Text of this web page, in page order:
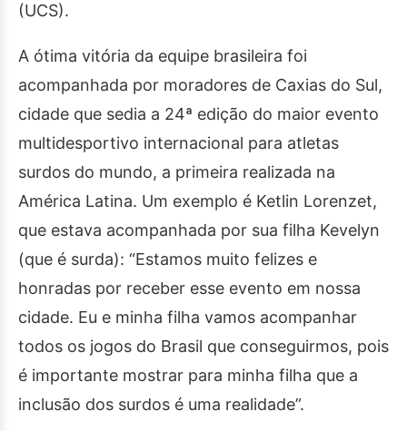
(UCS).
A ótima vitória da equipe brasileira foi
acompanhada por moradores de Caxias do Sul,
cidade que sedia a 24ª edição do maior evento
multidesportivo internacional para atletas
surdos do mundo, a primeira realizada na
América Latina. Um exemplo é Ketlin Lorenzet,
que estava acompanhada por sua filha Kevelyn
(que é surda): “Estamos muito felizes e
honradas por receber esse evento em nossa
cidade. Eu e minha filha vamos acompanhar
todos os jogos do Brasil que conseguirmos, pois
é importante mostrar para minha filha que a
inclusão dos surdos é uma realidade”.